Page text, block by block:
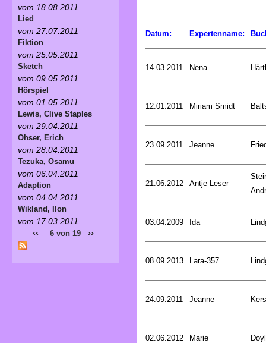
Datum: Expertenname:
14.03.2011 Nena
12.01.2011 Miriam Smidt
23.09.2011 Jeanne
21.06.2012 Antje Leser
03.04.2009 Ida
08.09.2013 Lara-357
24.09.2011 Jeanne
02.06.2012 Marie
vom 18.08.2011
Lied
vom 27.07.2011
Fiktion
vom 25.05.2011
Sketch
vom 09.05.2011
Hörspiel
vom 01.05.2011
Lewis, Clive Staples
vom 29.04.2011
Ohser, Erich
vom 28.04.2011
Tezuka, Osamu
vom 06.04.2011
Adaption
vom 04.04.2011
Wikland, Ilon
vom 17.03.2011
‹‹ 6 von 19 ››